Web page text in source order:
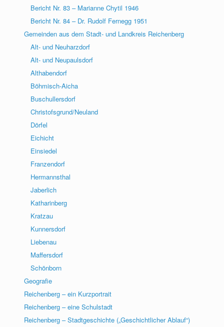
Bericht Nr. 83 – Marianne Chytil 1946
Bericht Nr. 84 – Dr. Rudolf Fernegg 1951
Gemeinden aus dem Stadt- und Landkreis Reichenberg
Alt- und Neuharzdorf
Alt- und Neupaulsdorf
Althabendorf
Böhmisch-Aicha
Buschullersdorf
Christofsgrund/Neuland
Dörfel
Eichicht
Einsiedel
Franzendorf
Hermannsthal
Jaberlich
Katharinberg
Kratzau
Kunnersdorf
Liebenau
Maffersdorf
Schönborn
Geografie
Reichenberg – ein Kurzportrait
Reichenberg – eine Schulstadt
Reichenberg – Stadtgeschichte („Geschichtlicher Ablauf“)